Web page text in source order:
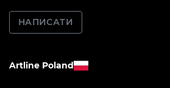
НАПИСАТИ
Artline Poland